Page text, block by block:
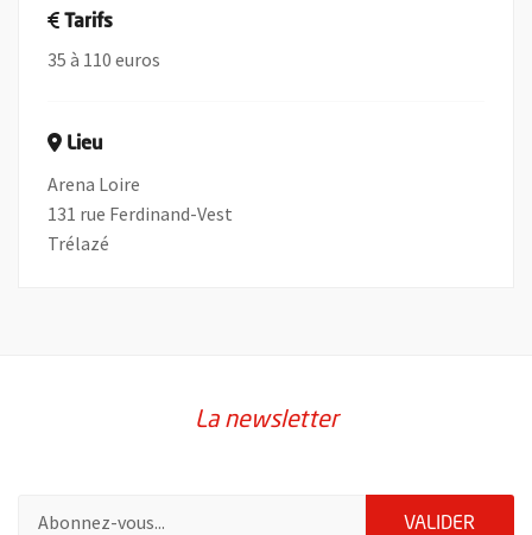
Tarifs
35 à 110 euros
Lieu
Arena Loire
131 rue Ferdinand-Vest
Trélazé
La newsletter
VALIDER